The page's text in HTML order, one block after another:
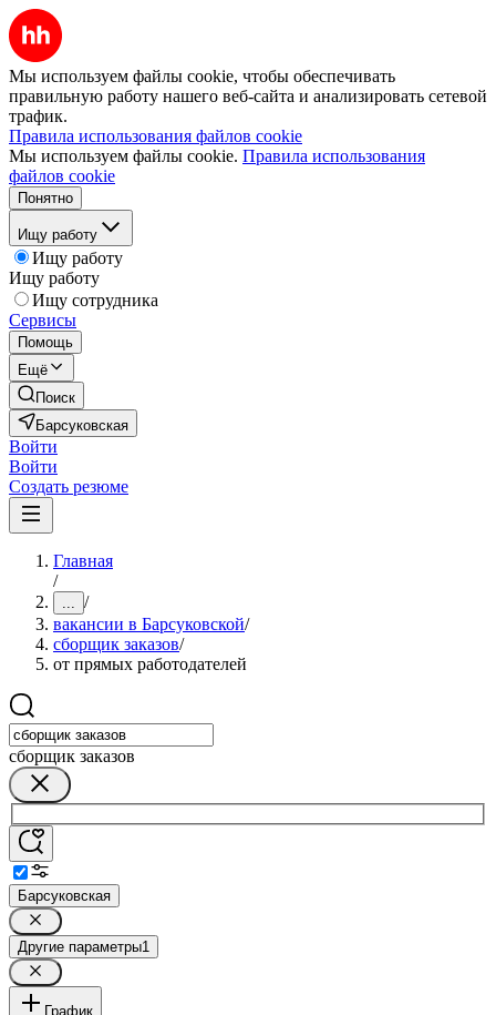
Мы используем файлы cookie, чтобы обеспечивать
правильную работу нашего веб-сайта и анализировать сетевой
трафик.
Правила использования файлов cookie
Мы используем файлы cookie. Правила использования
файлов cookie
Понятно
Ищу работу
Ищу работу
Ищу работу
Ищу сотрудника
Сервисы
Помощь
Ещё
Поиск
Барсуковская
Войти
Войти
Создать резюме
Главная
/
... /
вакансии в Барсуковской/
сборщик заказов/
от прямых работодателей
сборщик заказов
Барсуковская
Другие параметры1
График